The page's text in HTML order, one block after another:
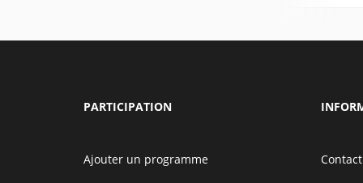
PARTICIPATION
Ajouter un programme
Contact